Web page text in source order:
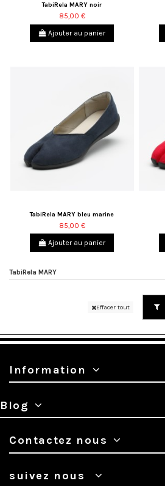
TabiRela MARY noir
85,00 €
Ajouter au panier
TabiRela MARY bleu marine
85,00 €
Ajouter au panier
TabiRela MARY
Effacer tout
Information
Blog
Contactez nous
suivez nous